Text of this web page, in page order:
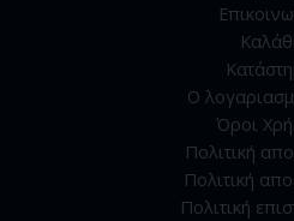
Ο
Όροι
Πολιτική
Πολιτική
Πολιτική